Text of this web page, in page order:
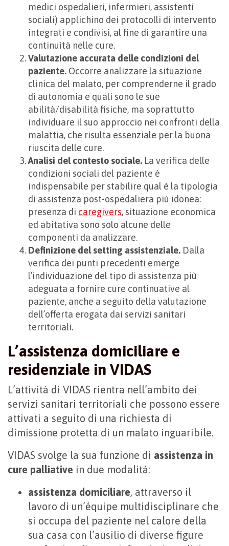
medici ospedalieri, infermieri, assistenti
sociali) applichino dei protocolli di intervento
integrati e condivisi, al fine di garantire una
continuità nelle cure.
Valutazione accurata delle condizioni del
paziente. Occorre analizzare la situazione
clinica del malato, per comprenderne il grado
di autonomia e quali sono le sue
abilità/disabilità fisiche, ma soprattutto
individuare il suo approccio nei confronti della
malattia, che risulta essenziale per la buona
riuscita delle cure.
Analisi del contesto sociale. La verifica delle
condizioni sociali del paziente è
indispensabile per stabilire qual è la tipologia
di assistenza post-ospedaliera più idonea:
presenza di caregivers, situazione economica
ed abitativa sono solo alcune delle
componenti da analizzare.
Definizione del setting assistenziale. Dalla
verifica dei punti precedenti emerge
l’individuazione del tipo di assistenza più
adeguata a fornire cure continuative al
paziente, anche a seguito della valutazione
dell’offerta erogata dai servizi sanitari
territoriali.
L’assistenza domiciliare e
residenziale in VIDAS
L’attività di VIDAS rientra nell’ambito dei
servizi sanitari territoriali che possono essere
attivati a seguito di una richiesta di
dimissione protetta di un malato inguaribile.
VIDAS svolge la sua funzione di assistenza in
cure palliative in due modalità:
assistenza domiciliare, attraverso il
lavoro di un’équipe multidisciplinare che
si occupa del paziente nel calore della
sua casa con l’ausilio di diverse figure